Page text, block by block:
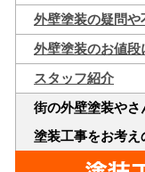
外壁塗装の疑問
外壁塗装のお値段
スタッフ紹介
街の外壁塗装や
塗装工事をお考え